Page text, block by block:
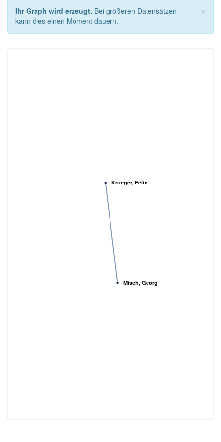
×
Ihr Graph wird erzeugt. Bei größeren Datensätzen
kann dies einen Moment dauern.
Misch, Georg
Krueger, Felix